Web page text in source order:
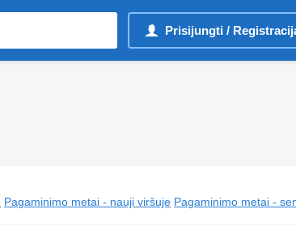
Prisijungti /
Pagaminimo metai - nauji viršuje Pagaminimo metai -